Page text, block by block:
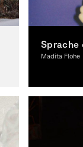
Sprache
Madita Flohe